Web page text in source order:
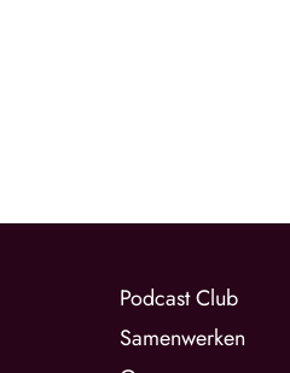
Podcast Club
Samenwerken